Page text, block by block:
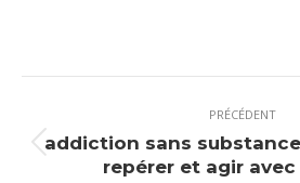
article
PRÉCÉDENT
Article
addiction sans
repérer et agir